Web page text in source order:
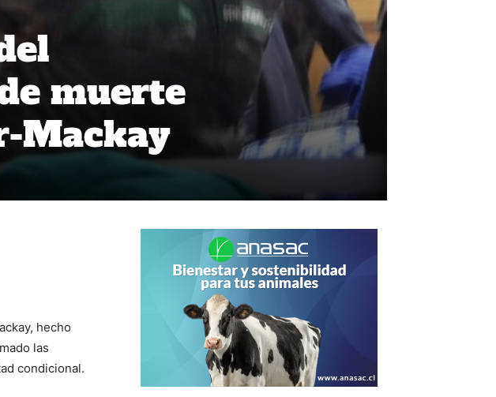
muerte
Mackay
hecho
las
condicional.